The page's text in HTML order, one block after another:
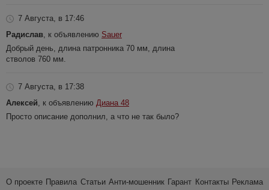
7 Августа, в 17:46
Радислав, к объявлению Sauer
Добрый день, длина патронника 70 мм, длина
стволов 760 мм.
7 Августа, в 17:38
Алексей, к объявлению Диана 48
Просто описание дополнил, а что не так было?
О проекте Правила Статьи Анти-мошенник Гарант Контакты Реклама